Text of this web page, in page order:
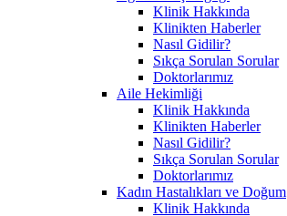
Klinik Hakkında
Klinikten Haberler
Nasıl Gidilir?
Sıkça Sorulan Sorular
Doktorlarımız
Aile Hekimliği
Klinik Hakkında
Klinikten Haberler
Nasıl Gidilir?
Sıkça Sorulan Sorular
Doktorlarımız
Kadın Hastalıkları ve Doğum
Klinik Hakkında